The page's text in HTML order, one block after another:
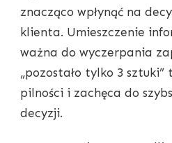
znacząco wpłynąć na
klienta. Umieszczenie
ważna do wyczerpania
„pozostało tylko 3 sztuki”
pilności i zachęca do
decyzji.